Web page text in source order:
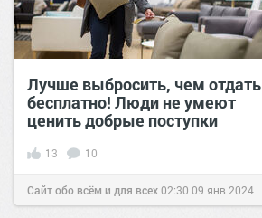
Лучше выбросить, чем отдать
бесплатно! Люди не умеют
ценить добрые поступки
13 10
Сайт обо всём и для всех02:30 09 янв 2024